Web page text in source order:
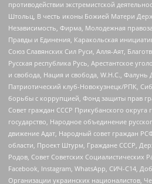
противодействии экстремистской
Штольц, В честь иконы Божией Матери
Независимость, Фирма, Молодежная
Правды и Единения, Каракольская
Союз Славянских Сил Руси, Алля-Аят,
Русская республика Русь, Арестантское
и свобода, Нация и свобода, W.H.С.,
Патриотический клуб-Новокузнецк/РПК,
борьбы с коррупцией, Фонд защиты прав
Совет граждан СССР Прикубанского округа
государство, Народное объединение
движение Адат, Народный совет граждан
области, Проект Штурм, Граждане СССР,
Родов, Совет Советских Социалистических
Facebook, Instagram, WhatsApp, СИЧ-С14,
Организации украинских националистов,